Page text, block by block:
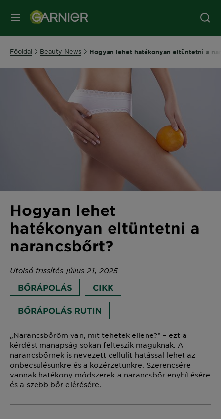
MENÜ
Főoldal Beauty News Hogyan lehet hatékonyan eltüntetni a
Hogyan lehet
hatékonyan eltüntetni a
narancsbőrt?
Utolsó frissítés július 21, 2025
BŐRÁPOLÁS CIKK
BŐRÁPOLÁS RUTIN
„Narancsbőröm van, mit tehetek ellene?” – ezt a
kérdést manapság sokan felteszik maguknak. A
narancsbőrnek is nevezett cellulit hatással lehet az
önbecsülésünkre és a közérzetünkre. Szerencsére
vannak hatékony módszerek a narancsbőr enyhítésére
és a szebb bőr elérésére.